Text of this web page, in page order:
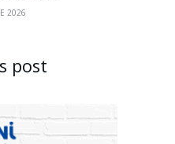
2026
post